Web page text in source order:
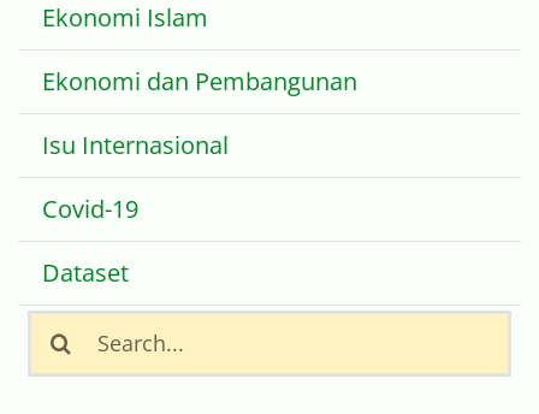
Ekonomi Islam
Ekonomi dan Pembangunan
Isu Internasional
Covid-19
Dataset
Search
for: